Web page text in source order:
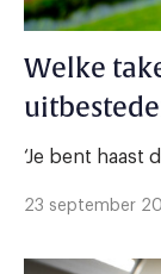
Welke
‘Je bent haast
23 september